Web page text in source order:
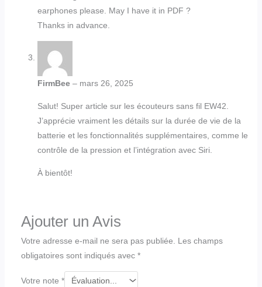
earphones please. May I have it in PDF ?
Thanks in advance.
FirmBee – mars 26, 2025
Salut! Super article sur les écouteurs sans fil EW42.
J’apprécie vraiment les détails sur la durée de vie de la
batterie et les fonctionnalités supplémentaires, comme le
contrôle de la pression et l’intégration avec Siri.
À bientôt!
Ajouter un Avis
Votre adresse e-mail ne sera pas publiée.
Les champs
obligatoires sont indiqués avec *
Votre note *